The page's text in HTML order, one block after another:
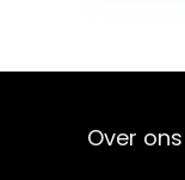
Over ons